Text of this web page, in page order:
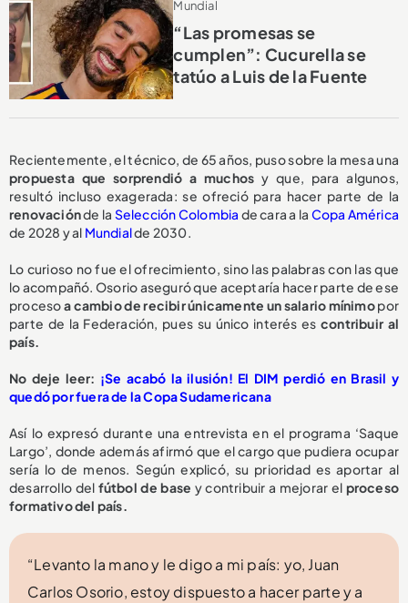
Mundial
“Las promesas se
cumplen”: Cucurella se
tatúo a Luis de la Fuente
Recientemente, el técnico, de 65 años, puso sobre la mesa una
propuesta que sorprendió a muchosy que, para algunos,
resultó incluso exagerada: se ofreció para hacer parte de la
renovaciónde la Selección Colombia de cara a la Copa América
de 2028 y al Mundialde 2030.
Lo curioso no fue el ofrecimiento, sino las palabras con las que
lo acompañó. Osorio aseguró que aceptaría hacer parte de ese
procesoa cambio de recibirúnicamente un salario mínimopor
parte de la Federación, pues su único interés escontribuir al
país.
No deje leer: ¡Se acabó la ilusión! El DIM perdió en Brasil y
quedó por fuera de la Copa Sudamericana
Así lo expresó durante una entrevista en el programa ‘Saque
Largo’, donde además afirmó que el cargo que pudiera ocupar
sería lo de menos. Según explicó, su prioridad es aportar al
desarrollo del fútbol de base y contribuir a mejorar el proceso
formativo del país.
“Levanto la mano y le digo a mi país: yo, Juan
Carlos Osorio, estoy dispuesto a hacer parte y a